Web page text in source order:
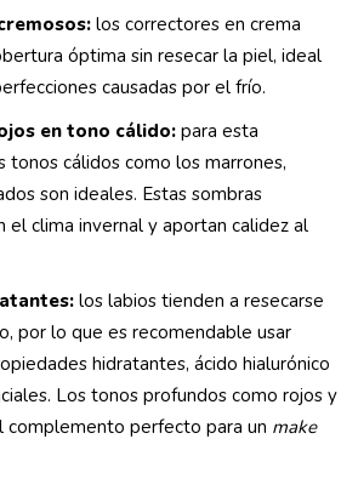
los correctores en crema
óptima sin resecar la piel, ideal
causadas por el frío.
en tono cálido: para esta
tonos cálidos como los marrones,
son ideales. Estas sombras
el clima invernal y aportan calidez al
los labios tienden a resecarse
por lo que es recomendable usar
hidratantes, ácido hialurónico
Los tonos profundos como rojos y
complemento perfecto para un make